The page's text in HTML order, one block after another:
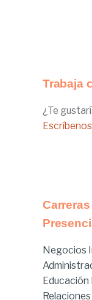
Trabaja
¿Te
Escríbenos
Negocios
Educación